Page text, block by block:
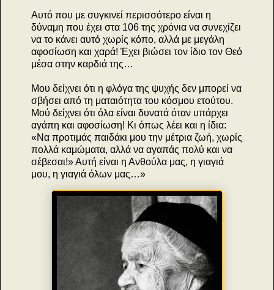
Αυτό που με συγκινεί περισσότερο είναι η
δύναμη που έχει στα 106 της χρόνια να συνεχίζει
να το κάνει αυτό χωρίς κόπο, αλλά με μεγάλη
αφοσίωση και χαρά! Έχει βιώσει τον ίδιο τον Θεό
μέσα στην καρδιά της…
Μου δείχνει ότι η φλόγα της ψυχής δεν μπορεί να
σβήσει από τη ματαιότητα του κόσμου ετούτου.
Μού δείχνει ότι όλα είναι δυνατά όταν υπάρχει
αγάπη και αφοσίωση! Κι όπως λέει και η ίδια:
«Να προτιμάς παιδάκι μου την μέτρια ζωή, χωρίς
πολλά καμώματα, αλλά να αγαπάς πολύ και να
σέβεσαι!» Αυτή είναι η Ανθούλα μας, η γιαγιά
μου, η γιαγιά όλων μας…»